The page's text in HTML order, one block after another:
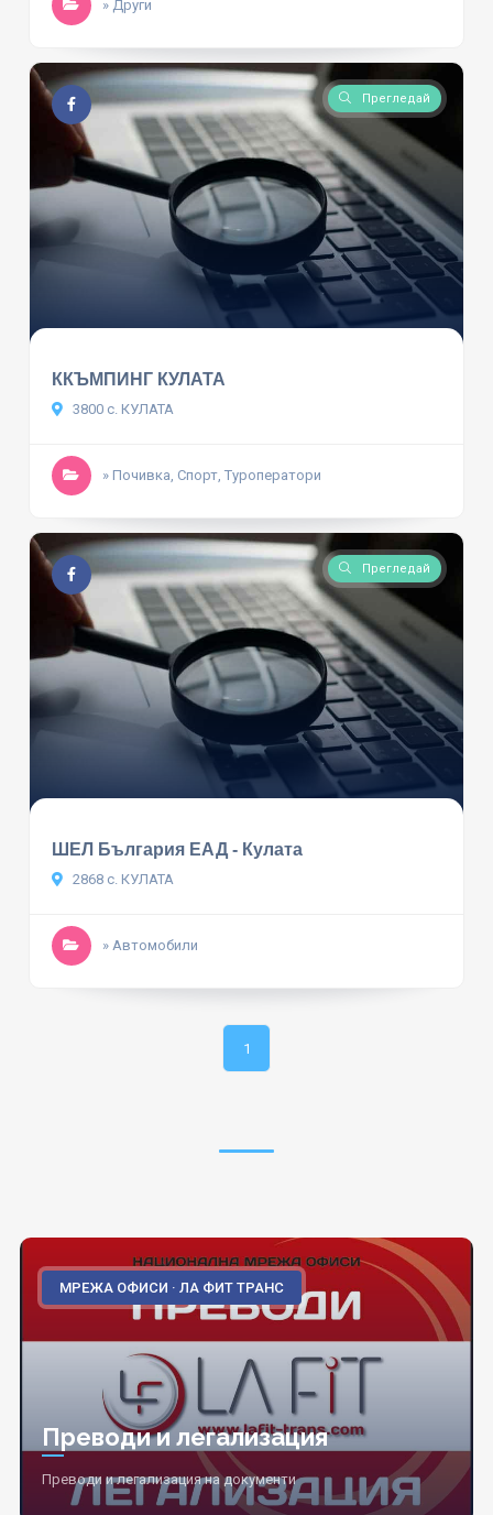
» Други
Прегледай
ККЪМПИНГ КУЛАТА
3800 с. КУЛАТА
» Почивка, Спорт, Туроператори
Прегледай
ШЕЛ България ЕАД - Кулата
2868 с. КУЛАТА
» Автомобили
1
МРЕЖА ОФИСИ · ЛА ФИТ ТРАНС
Преводи и легализация
Преводи и легализация на документи